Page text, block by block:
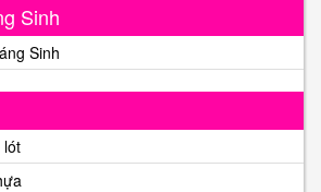
Sinh
Sinh
lót